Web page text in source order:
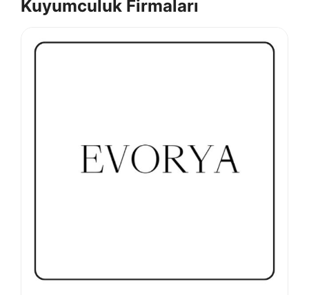
Kuyumculuk Firmaları